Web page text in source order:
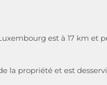
est à 17 km et
la propriété et est